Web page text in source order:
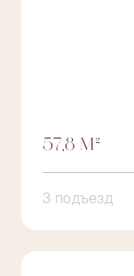
57,8 М²
3 подъезд